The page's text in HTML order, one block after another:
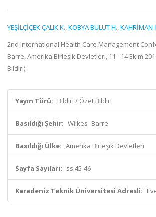
YEŞİLÇİÇEK ÇALIK K.,KOBYA BULUT H.,KAHRİMAN
2nd International Health Care Management
Barre, Amerika Birleşik Devletleri, 11 - 14 Ekim
Bildiri)
Yayın Türü: Bildiri / Özet Bildiri
Basıldığı Şehir: Wilkes- Barre
Basıldığı Ülke: Amerika Birleşik Devletleri
Sayfa Sayıları: ss.45-46
Karadeniz Teknik Üniversitesi Adresli: